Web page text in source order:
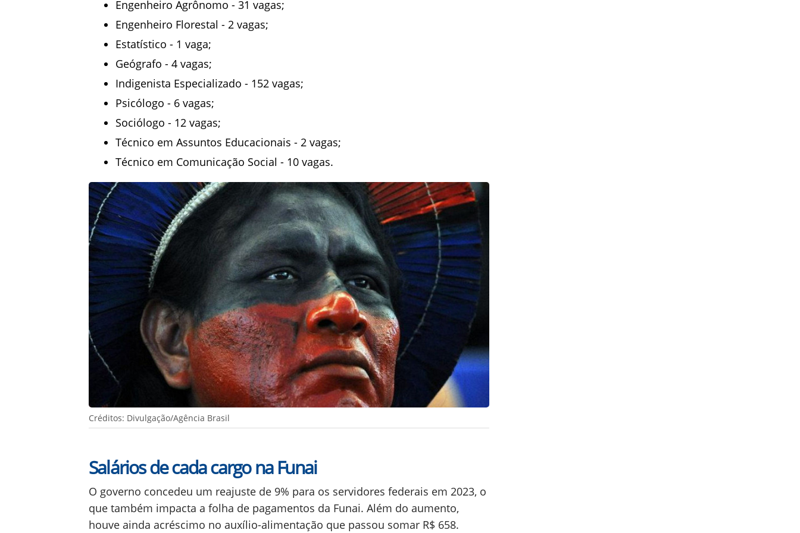
Engenheiro Agrônomo - 31 vagas;
Engenheiro Florestal - 2 vagas;
Estatístico - 1 vaga;
Geógrafo - 4 vagas;
Indigenista Especializado - 152 vagas;
Psicólogo - 6 vagas;
Sociólogo - 12 vagas;
Técnico em Assuntos Educacionais - 2 vagas;
Técnico em Comunicação Social - 10 vagas.
Créditos: Divulgação/Agência Brasil
Salários de cada cargo na Funai
O governo concedeu um reajuste de 9% para os servidores federais em 2023, o
que também impacta a folha de pagamentos da Funai. Além do aumento,
houve ainda acréscimo no auxílio-alimentação que passou somar R$ 658.